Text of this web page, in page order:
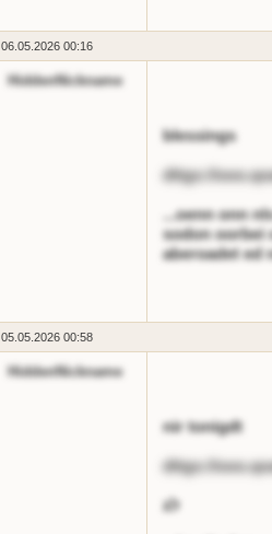
06.05.2026 00:16
HiddenNickname
blessings
dttgs://
...oenn onn
sodon oorbei
aberoadet ed
05.05.2026 00:58
HiddenNickname
nir tonigdt
dttgs://
לג